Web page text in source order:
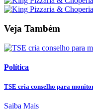
Veja Também
Política
TSE cria conselho para
Saiba Mais